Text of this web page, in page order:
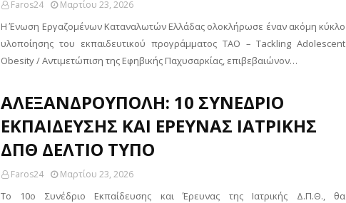
Faros24 Μαρτίου 23, 2026
Η Ένωση Εργαζομένων Καταναλωτών Ελλάδας ολοκλήρωσε έναν ακόμη κύκλο
υλοποίησης του εκπαιδευτικού προγράμματος TAO – Tackling Adolescent
Obesity / Αντιμετώπιση της Εφηβικής Παχυσαρκίας, επιβεβαιώνον…
ΑΛΕΞΑΝΔΡΟΥΠΟΛΗ: 10 ΣΥΝΕΔΡΙΟ
ΕΚΠΑΙΔΕΥΣΗΣ ΚΑΙ ΕΡΕΥΝΑΣ ΙΑΤΡΙΚΗΣ
ΔΠΘ ΔΕΛΤΙΟ ΤΥΠΟ
Faros24 Μαρτίου 23, 2026
Το 10o Συνέδριο Εκπαίδευσης και Έρευνας της Ιατρικής Δ.Π.Θ., θα